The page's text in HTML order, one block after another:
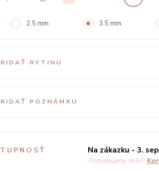
2.5 mm 3.5 mm
RYTINU
POZNÁMKU
Na zákazku - 3.
Potrebujete skôr?